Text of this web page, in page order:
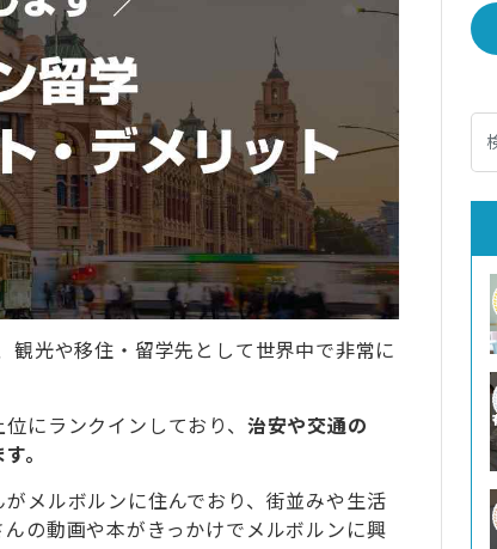
観光や移住・留学先として世界中で非常に
位にランクインしており、 治安や交通の
。
がメルボルンに住んでおり、街並みや生活
の動画や本がきっかけでメルボルンに興